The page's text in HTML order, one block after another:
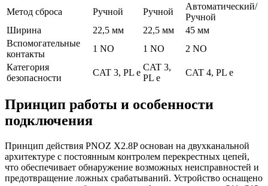
Метод сброса Ручной Ручной
Автоматический/
Ручной
Ширина
22,5 мм 22,5 мм
45 мм
Вспомогательные
контакты
1 NO 1 NO
2 NO
Категория
безопасности
CAT 3, PL e
CAT 3,
PL e
CAT 4, PL e
Принцип работы и особенности
подключения
Принцип действия PNOZ X2.8P основан на двухканальной
архитектуре с постоянным контролем перекрестных цепей,
что обеспечивает обнаружение возможных неисправностей и
предотвращение ложных срабатываний. Устройство оснащено